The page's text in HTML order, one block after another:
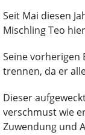
Seit Mai diesen
Mischling Teo
Seine vorherigen
trennen, da er
Dieser
verschmust wie
Zuwendung und